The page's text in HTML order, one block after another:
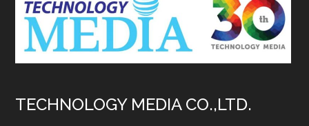
TECHNOLOGY MEDIA CO.,LTD.